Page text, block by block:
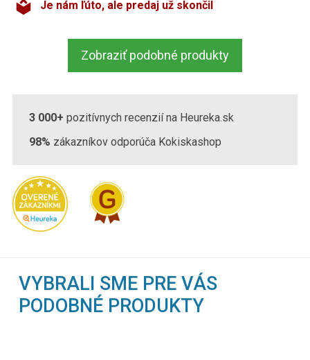
Je nám ľúto, ale predaj už skončil
Zobraziť podobné produkty
3 000+ pozitívnych recenzií na Heureka.sk
98% zákazníkov odporúča Kokiskashop
VYBRALI SME PRE VÁS
PODOBNÉ PRODUKTY